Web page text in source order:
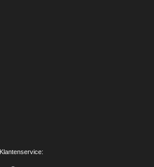
Klantenservice: